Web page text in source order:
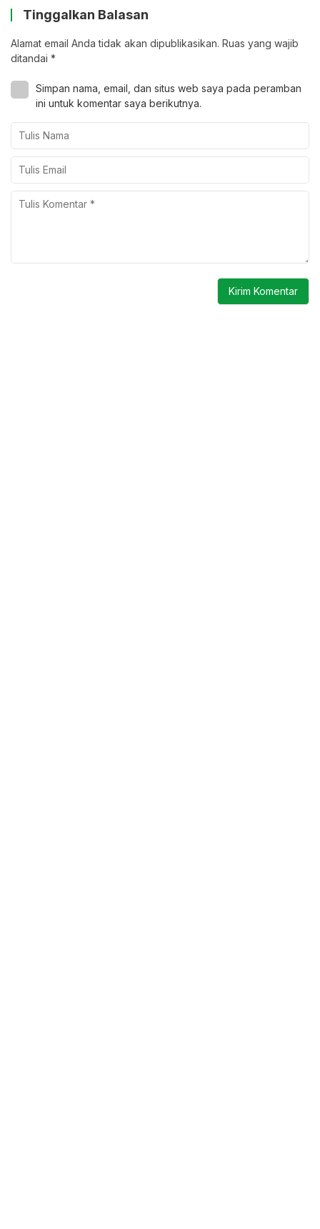
Tinggalkan Balasan
Alamat email Anda tidak akan dipublikasikan. Ruas yang wajib
ditandai *
Simpan nama, email, dan situs web saya pada peramban
ini untuk komentar saya berikutnya.